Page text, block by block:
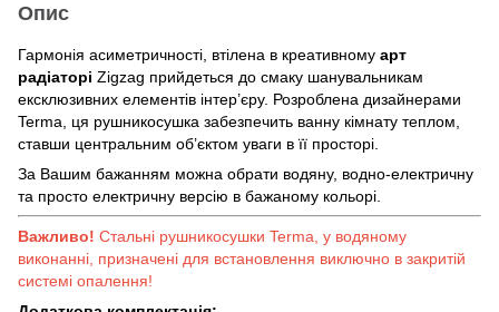
Опис
Гармонія асиметричності, втілена в креативному арт
радіаторі Zigzag прийдеться до смаку шанувальникам
ексклюзивних елементів інтер’єру. Розроблена дизайнерами
Terma, ця рушникосушка забезпечить ванну кімнату теплом,
ставши центральним об’єктом уваги в її просторі.
За Вашим бажанням можна обрати водяну, водно-електричну
та просто електричну версію в бажаному кольорі.
Важливо! Стальні рушникосушки Terma, у водяному
виконанні, призначені для встановлення виключно в закритій
системі опалення!